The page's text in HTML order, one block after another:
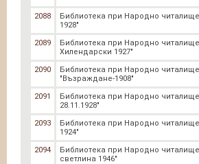
2088
Библиотека при Народно
1928"
2089
Библиотека при Народно
Хилендарски 1927"
2090
Библиотека при Народно читалище
"Възраждане-1908"
2091
Библиотека при Народно
28.11.1928"
2093
Библиотека при Народно
1924"
2094
Библиотека при Народно
светлина 1946"